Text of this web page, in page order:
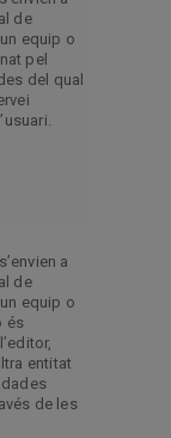
de
equip o
pel
del qual
a
de
equip o
és
entitat
de les